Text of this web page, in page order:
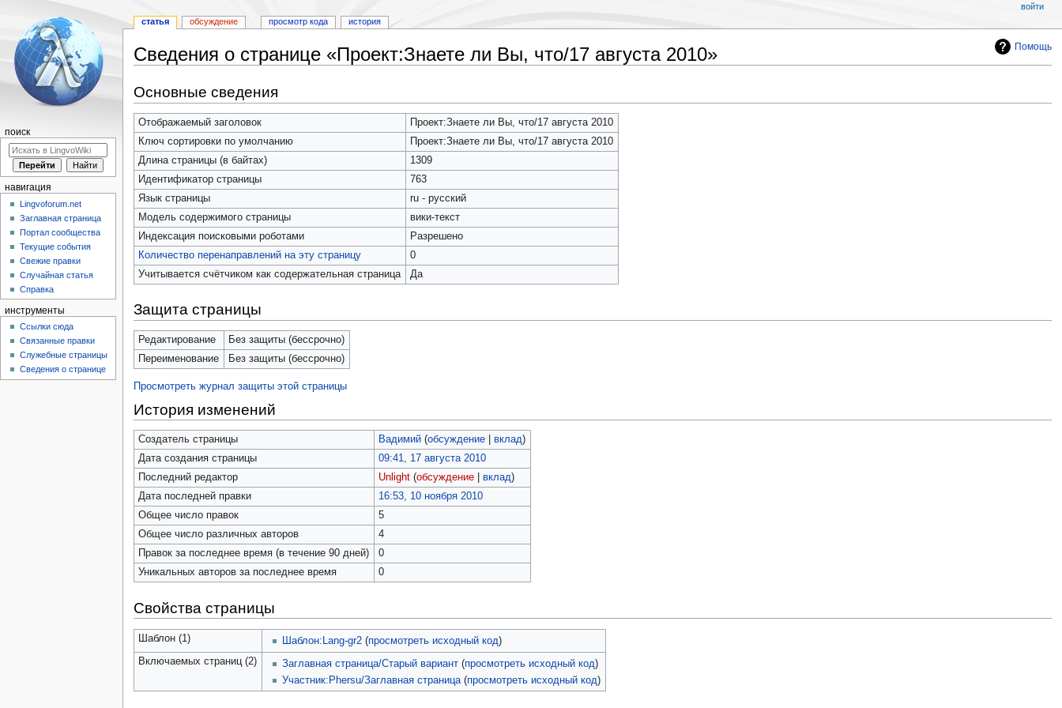
Помощь
Сведения о странице «Проект:Знаете ли Вы, что/17 августа 2010»
к
навигации
к
поиску
Основные сведения
Отображаемый заголовок
Проект:Знаете ли Вы, что/17 августа 2010
Ключ сортировки по умолчанию
Проект:Знаете ли Вы, что/17 августа 2010
Длина страницы (в байтах)
1309
Идентификатор страницы
763
Язык страницы
ru - русский
Модель содержимого страницы
вики-текст
Индексация поисковыми роботами
Разрешено
Количество перенаправлений на эту страницу
0
Учитывается счётчиком как содержательная страница
Да
Защита страницы
Редактирование
Без защиты (бессрочно)
Переименование
Без защиты (бессрочно)
Просмотреть журнал защиты этой страницы
История изменений
Создатель страницы Вадимий (обсуждение| вклад)
Дата создания страницы
09:41, 17 августа 2010
Последний редактор
Unlight (обсуждение| вклад)
Дата последней правки
16:53, 10 ноября 2010
Общее число правок
5
Общее число различных авторов
4
Правок за последнее время (в течение 90 дней)
0
Уникальных авторов за последнее время
0
Свойства страницы
Шаблон (1) Шаблон:Lang-gr2 (просмотреть исходный код)
Включаемых страниц (2)
Заглавная страница/Старый вариант (просмотреть исходный код)
Участник:Phersu/Заглавная страница (просмотреть исходный код)
статья обсуждение просмотр кода история
войти
поиск
навигация
Lingvoforum.net
Заглавная страница
Портал сообщества
Текущие события
Свежие правки
Случайная статья
Справка
инструменты
Ссылки сюда
Связанные правки
Служебные страницы
Сведения о странице